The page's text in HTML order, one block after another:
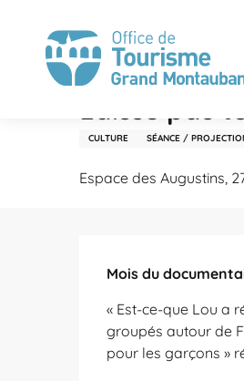
contenu
principal
Samedi 7 novembre de
Laisse pas
CULTURE SÉANCE /
Espace des Augustins,
Mois du
« Est-ce-que Lou a
groupés autour de
pour les garçons »